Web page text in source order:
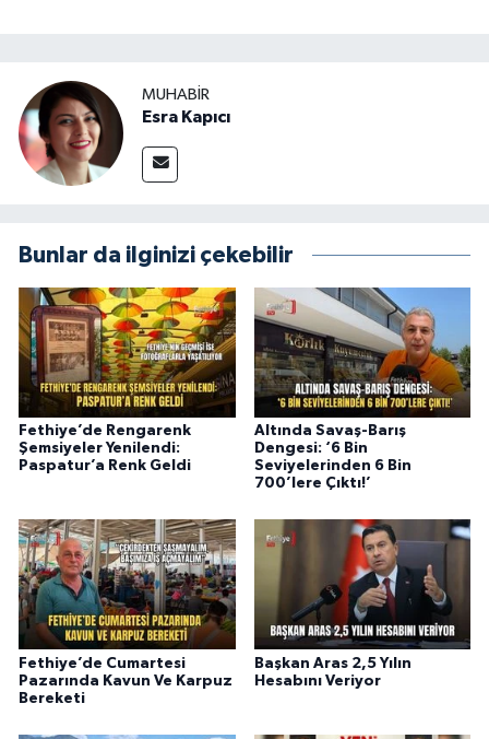
MUHABİR
Esra Kapıcı
Bunlar da ilginizi çekebilir
Fethiye’de Rengarenk
Şemsiyeler Yenilendi:
Paspatur’a Renk Geldi
Altında Savaş-Barış
Dengesi: ‘6 Bin
Seviyelerinden 6 Bin
700’lere Çıktı!’
Fethiye’de Cumartesi
Pazarında Kavun Ve Karpuz
Bereketi
Başkan Aras 2,5 Yılın
Hesabını Veriyor